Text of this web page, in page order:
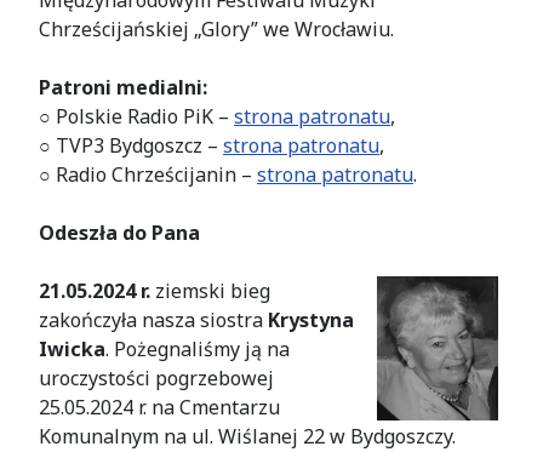
Chrześcijańskiej „Glory”we Wrocławiu.
Patroni medialni:
○ Polskie Radio PiK – strona patronatu,
○ TVP3 Bydgoszcz – strona patronatu,
○ Radio Chrześcijanin – strona patronatu.
Odeszła do Pana
21.05.2024 r. ziemski bieg
zakończyła nasza siostra Krystyna
Iwicka. Pożegnaliśmy ją na
uroczystości pogrzebowej
25.05.2024 r. na Cmentarzu
Komunalnym na ul. Wiślanej 22 w Bydgoszczy.